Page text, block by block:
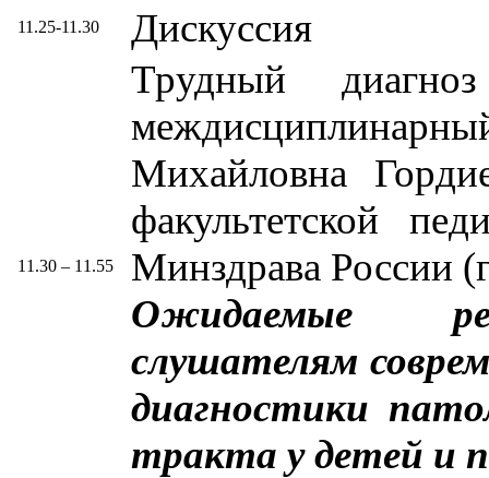
11.25-11.30 Дискуссия
11.30 – 11.55
Трудный
Михайловна
факультетской
Минздрава России
Ожидаемые
слушателям
диагностики
тракта у детей и